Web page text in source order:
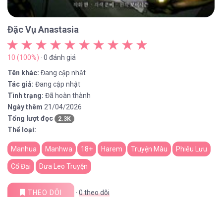
Đặc Vụ Anastasia
10 (100%) · 0 đánh giá
Tên khác: Đang cập nhật
Tác giả: Đang cập nhật
Tình trạng: Đã hoàn thành
Ngày thêm 21/04/2026
Tổng lượt đọc
2.3K
Thể loại:
Manhua Manhwa 18+ Harem Truyện Màu Phiêu Lưu
Cổ Đại Dưa Leo Truyện
THEO DÕI · 0theo dõi